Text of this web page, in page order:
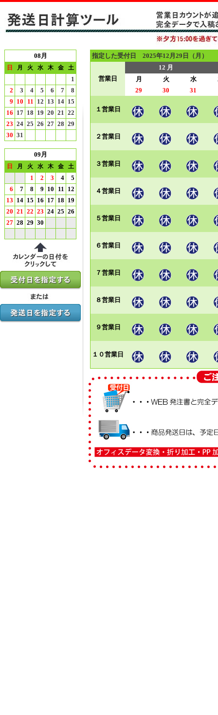
08月
日 月 火 水 木 金 土
1
2
3 4 5 6 7
8
9 10 11 12 13 14 15
16 17 18 19 20 21 22
23 24 25 26 27 28 29
30 31
09月
日 月 火 水 木 金 土
1 2 3 4
5
6
7 8 9 10 11 12
13 14 15 16 17 18 19
20 21 22 23 24 25 26
27 28 29 30
指定した受付日 2025年12月29日（月）
営業日
12 月
月
火 水
29
30 31
１営業日
２営業日
３営業日
４営業日
５営業日
６営業日
７営業日
８営業日
９営業日
１０営業日